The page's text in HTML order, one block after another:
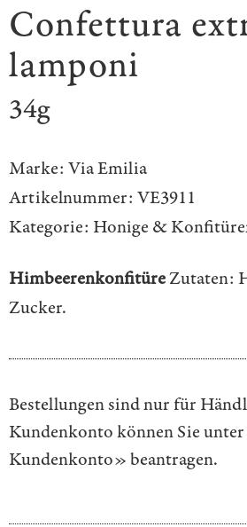
Confettura
lamponi
34g
Marke: Via Emilia
Artikelnummer: VE3911
Kategorie: Honige &
HimbeerenkonfitüreZutaten:
Zucker.
Bestellungen sind nur für
Kundenkonto können Sie unter
Kundenkonto»beantragen.